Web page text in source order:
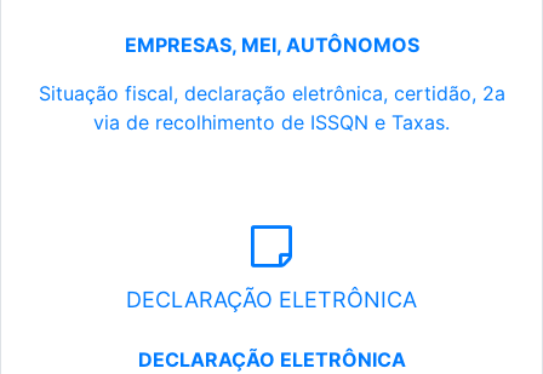
EMPRESAS, MEI, AUTÔNOMOS
Situação fiscal, declaração eletrônica, certidão, 2a
via de recolhimento de ISSQN e Taxas.
DECLARAÇÃO ELETRÔNICA
DECLARAÇÃO ELETRÔNICA